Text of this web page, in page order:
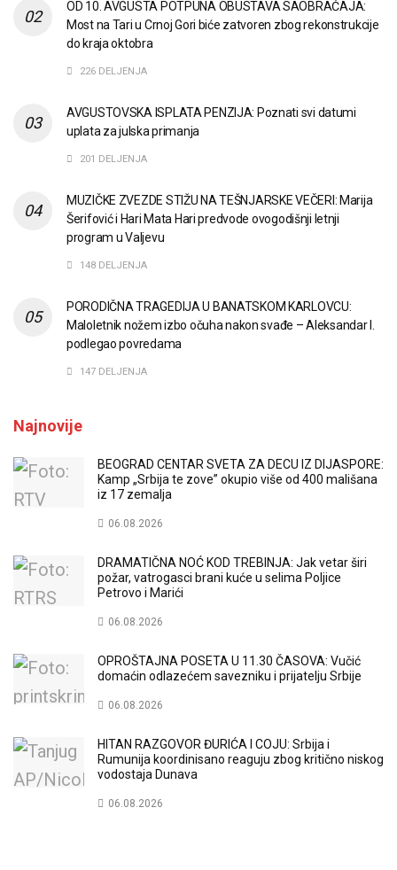
OD 10. AVGUSTA POTPUNA OBUSTAVA SAOBRAĆAJA:
Most na Tari u Crnoj Gori biće zatvoren zbog rekonstrukcije
do kraja oktobra
226 DELJENJA
AVGUSTOVSKA ISPLATA PENZIJA: Poznati svi datumi
uplata za julska primanja
201 DELJENJA
MUZIČKE ZVEZDE STIŽU NA TEŠNJARSKE VEČERI: Marija
Šerifović i Hari Mata Hari predvode ovogodišnji letnji
program u Valjevu
148 DELJENJA
PORODIČNA TRAGEDIJA U BANATSKOM KARLOVCU:
Maloletnik nožem izbo očuha nakon svađe – Aleksandar I.
podlegao povredama
147 DELJENJA
Najnovije
BEOGRAD CENTAR SVETA ZA DECU IZ DIJASPORE:
Kamp „Srbija te zove” okupio više od 400 mališana
iz 17 zemalja
06.08.2026
DRAMATIČNA NOĆ KOD TREBINJA: Jak vetar širi
požar, vatrogasci brani kuće u selima Poljice
Petrovo i Marići
06.08.2026
OPROŠTAJNA POSETA U 11.30 ČASOVA: Vučić
domaćin odlazećem savezniku i prijatelju Srbije
06.08.2026
HITAN RAZGOVOR ĐURIĆA I COJU: Srbija i
Rumunija koordinisano reaguju zbog kritično niskog
vodostaja Dunava
06.08.2026